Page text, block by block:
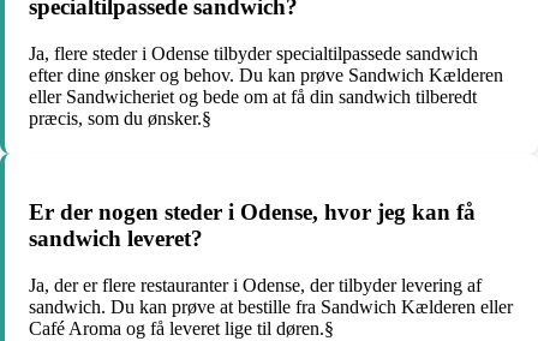
specialtilpassede sandwich?
Ja, flere steder i Odense tilbyder specialtilpassede sandwich
efter dine ønsker og behov. Du kan prøve Sandwich Kælderen
eller Sandwicheriet og bede om at få din sandwich tilberedt
præcis, som du ønsker.§
Er der nogen steder i Odense, hvor jeg kan få
sandwich leveret?
Ja, der er flere restauranter i Odense, der tilbyder levering af
sandwich. Du kan prøve at bestille fra Sandwich Kælderen eller
Café Aroma og få leveret lige til døren.§